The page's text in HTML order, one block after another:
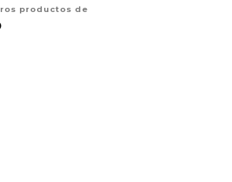
productos de